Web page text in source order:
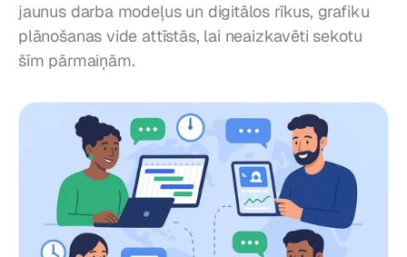
jaunus darba modeļus un digitālos rīkus, grafiku
plānošanas vide attīstās, lai neaizkavēti sekotu
šīm pārmaiņām.